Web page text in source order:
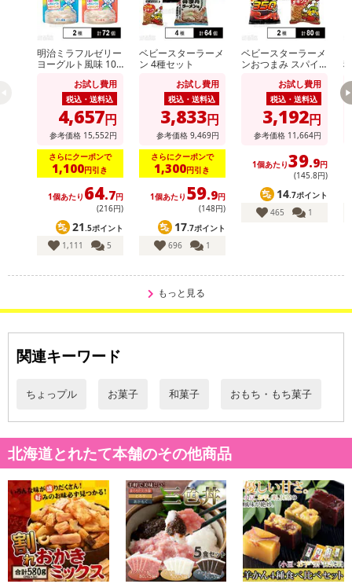
明治ミラフルゼリー
ヨーグルト風味 100
ト風味 100gお試し費用
税込・送料込
4,657円
参考価格 15,552円
さらにクーポンで
1,100円引き
1個あたり 64.7円
(216円)
21.5ポイント
1,111
5
ベビースターラーメ
ン 4種セット
お試し費用
税込・送料込
3,833円
参考価格 9,469円
さらにクーポンで
1,300円引き
1個あたり 59.9円
(148円)
17.7ポイント
696
1
ベビースターラーメ
ンおつまみ スパイ
ベビースターラーメ
ン コクうまチキン
味 64g
お試し費用
税込・送料込
3,192円
参考価格 11,664円
1個あたり39.9円
(145.8円)
14.7ポイント
465
1
もっと見る
関連キーワード
ちょっプル お菓子 和菓子 おもち・もち菓子
北海道とれたて本舗のその他商品